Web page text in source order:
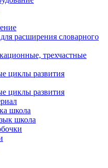
расширения словарного
трехчастные
циклы развития
циклы развития
школа
школа